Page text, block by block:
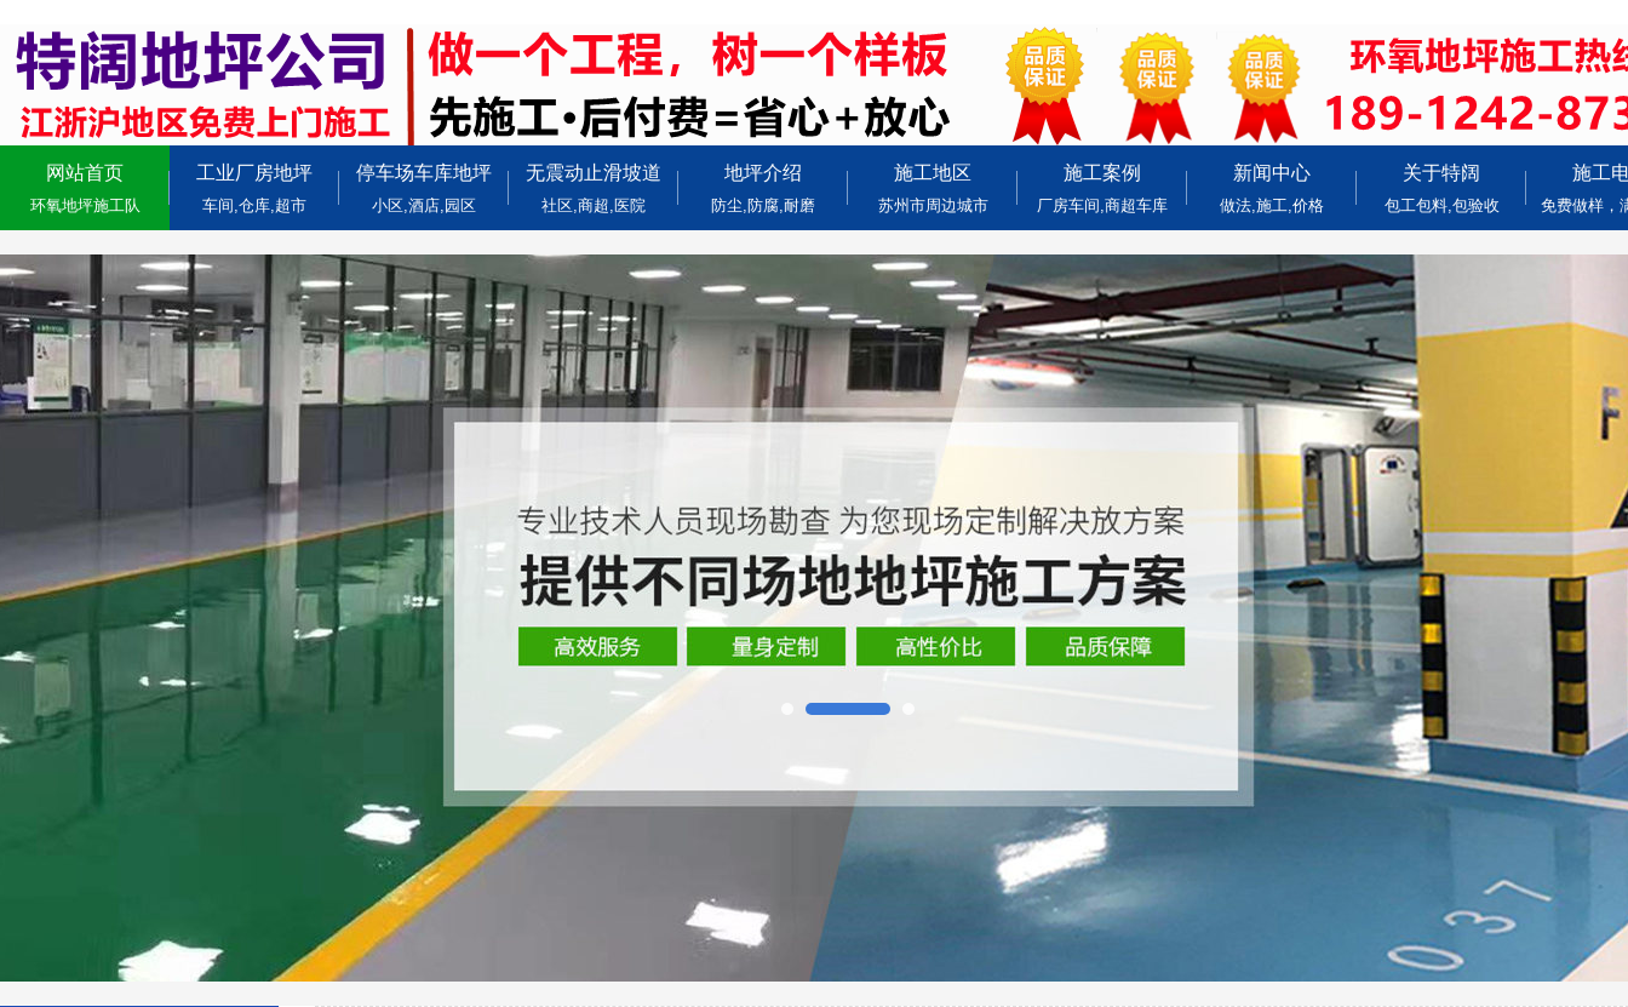
网站首页
环氧地坪施工队
工业厂房地坪
车间,仓库,超市
停车场车库地坪
小区,酒店,园区
无震动止滑坡道
社区,商超,医院
地坪介绍
防尘,防腐,耐磨
施工地区
苏州市周边城市
施工案例
厂房车间,商超车库
新闻中心
做法,施工,价格
关于特阔
包工包料,包验收
施工
免费做样，